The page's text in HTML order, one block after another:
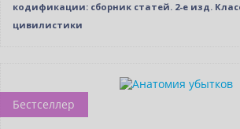
кодификации: сборник статей. 2-е изд.
цивилистики
Бестселлер